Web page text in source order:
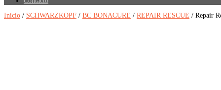
Inicio / SCHWARZKOPF / BC BONACURE / REPAIR RESCUE / Repair